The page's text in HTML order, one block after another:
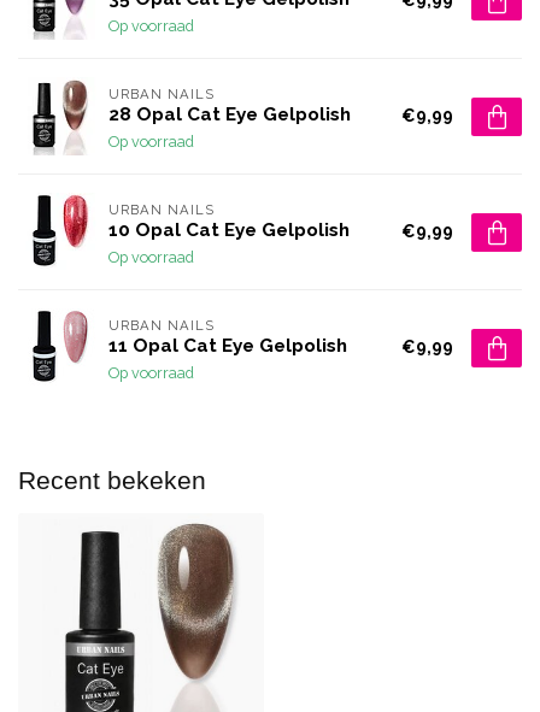
Op voorraad
URBAN NAILS
28 Opal Cat Eye Gelpolish
Op voorraad
€9,99
URBAN NAILS
10 Opal Cat Eye Gelpolish
Op voorraad
€9,99
URBAN NAILS
11 Opal Cat Eye Gelpolish
Op voorraad
€9,99
Recent bekeken